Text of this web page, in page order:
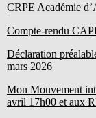
CRPE Académie
Compte-rendu
Déclaration
mars 2026
Mon Mouvement
avril 17h00 et aux